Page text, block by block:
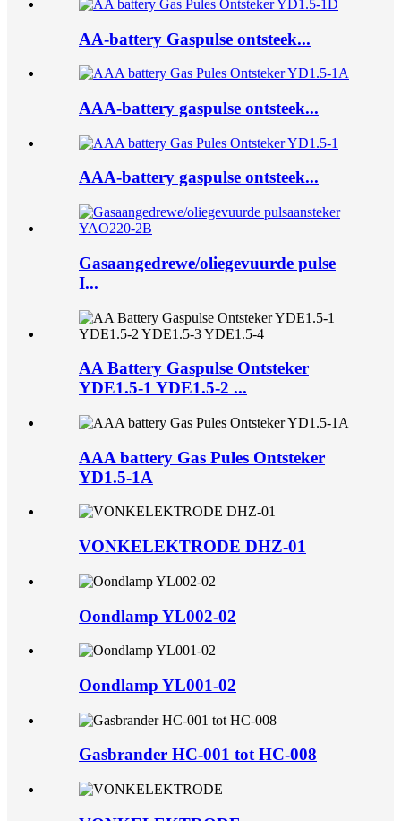
AA-battery Gaspulse ontsteek...
AAA-battery gaspulse ontsteek...
AAA-battery gaspulse ontsteek...
Gasaangedrewe/oliegevuurde pulse
I...
AA Battery Gaspulse Ontsteker
YDE1.5-1 YDE1.5-2 ...
AAA battery Gas Pules Ontsteker
YD1.5-1A
VONKELEKTRODE DHZ-01
Oondlamp YL002-02
Oondlamp YL001-02
Gasbrander HC-001 tot HC-008